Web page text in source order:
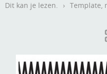
A, ja, op is op
Algemene voorwaarden
Dit kan je lezen. › Template,